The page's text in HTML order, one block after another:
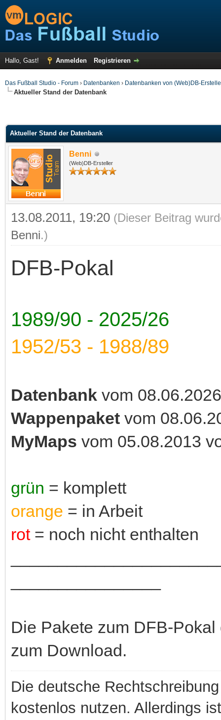
Hallo, Gast! Anmelden Registrieren
Das Fußball Studio - Forum › Datenbanken › Datenbanken von (Web)DB-
Aktueller Stand der Datenbank
Aktueller Stand der Datenbank
Benni
(Web)DB-Ersteller
13.08.2011, 19:20 (Dieser Beitrag
Benni.)
DFB-Pokal
1989/90 - 2025/26
1952/53 - 1988/89
Datenbank vom 08.06.2026
Wappenpaket vom
MyMaps vom 05.08.2013
grün = komplett
orange = in Arbeit
rot= noch nicht enthalten
Die Pakete zum DFB-
zum Download.
Die deutsche
kostenlos nutzen. Allerdings